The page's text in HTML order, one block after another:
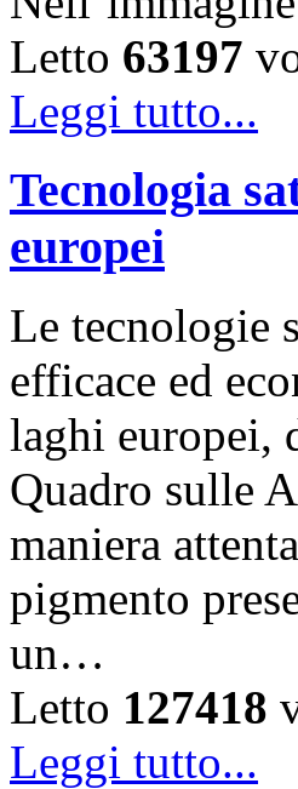
Letto 63197
Leggi tutto...
Tecnologia
europei
Le tecnologie
efficace ed
laghi europei,
Quadro sulle
maniera
pigmento
un…
Letto 127418
Leggi tutto...